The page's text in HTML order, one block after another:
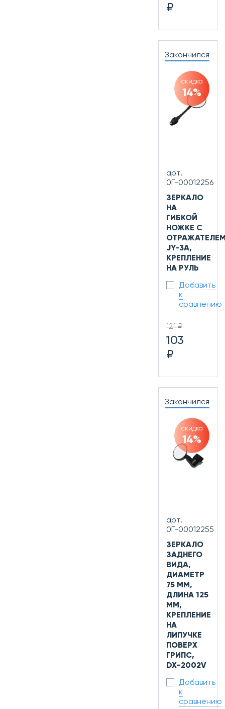
₽
Закончился
скидка
14%
арт.
0Г-00012256
ЗЕРКАЛО
НА
ГИБКОЙ
НОЖКЕ С
JY-3А,
КРЕПЛЕНИЕ
НА РУЛЬ
Добавить
к
сравнению
121 ₽
103
₽
Закончился
скидка
14%
арт.
0Г-00012255
ЗЕРКАЛО
ЗАДНЕГО
ВИДА,
ДИАМЕТР
75 ММ,
ДЛИНА 125
ММ,
КРЕПЛЕНИЕ
НА
ЛИПУЧКЕ
ПОВЕРХ
ГРИПС,
DX-2002V
Добавить
к
сравнению